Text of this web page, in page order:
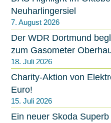
Neuharlingersiel
7. August 2026
Der WDR Dortmund
zum Gasometer
18. Juli 2026
Charity-Aktion von
Euro!
15. Juli 2026
Ein neuer Skoda